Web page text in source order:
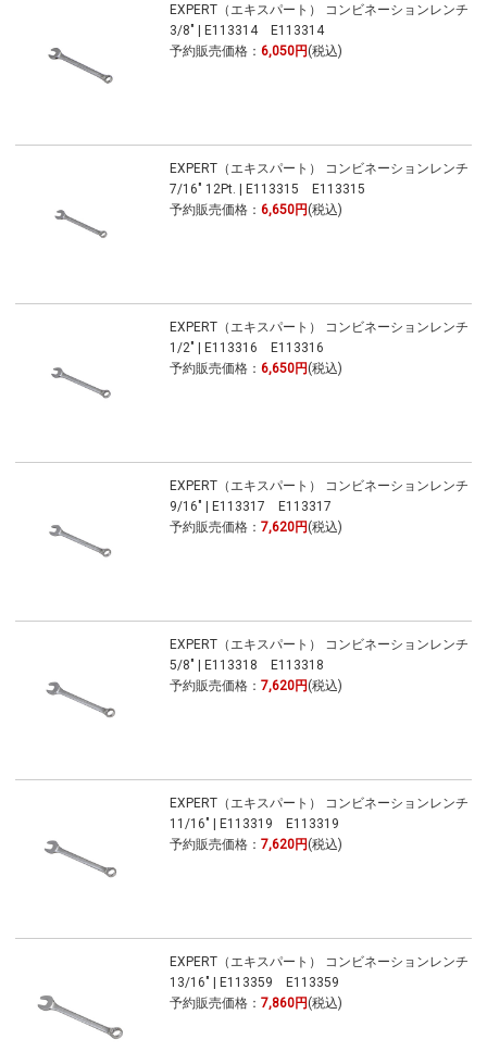
EXPERT（エキスパート） コンビネーションレンチ
3/8" | E113314 E113314
予約販売価格： 6,050円 (税込)
EXPERT（エキスパート） コンビネーションレンチ
7/16" 12Pt. | E113315 E113315
予約販売価格： 6,650円 (税込)
EXPERT（エキスパート） コンビネーションレンチ
1/2" | E113316 E113316
予約販売価格： 6,650円 (税込)
EXPERT（エキスパート） コンビネーションレンチ
9/16" | E113317 E113317
予約販売価格： 7,620円 (税込)
EXPERT（エキスパート） コンビネーションレンチ
5/8" | E113318 E113318
予約販売価格： 7,620円 (税込)
EXPERT（エキスパート） コンビネーションレンチ
11/16" | E113319 E113319
予約販売価格： 7,620円 (税込)
EXPERT（エキスパート） コンビネーションレンチ
13/16" | E113359 E113359
予約販売価格： 7,860円 (税込)